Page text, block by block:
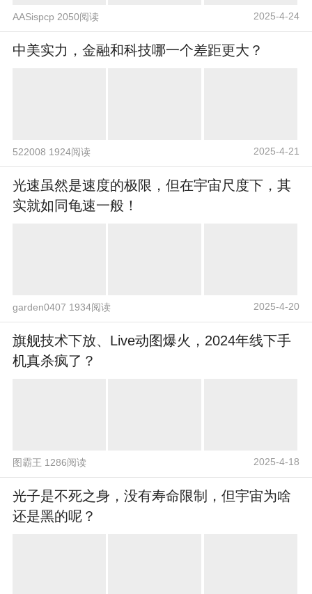
AASispcp 2050阅读 2025-4-24
中美实力，金融和科技哪一个差距更大？
522008 1924阅读 2025-4-21
光速虽然是速度的极限，但在宇宙尺度下，其
实就如同龟速一般！
garden0407 1934阅读 2025-4-20
旗舰技术下放、Live动图爆火，2024年线下手
机真杀疯了？
图霸王 1286阅读 2025-4-18
光子是不死之身，没有寿命限制，但宇宙为啥
还是黑的呢？